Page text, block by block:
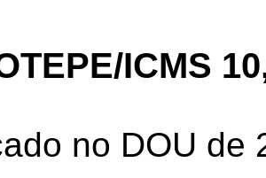
ICMS
no DOU de